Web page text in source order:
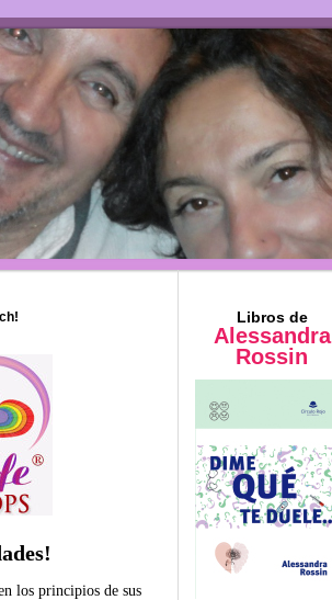
los principios de sus
Libros de
Alessandra
Rossin